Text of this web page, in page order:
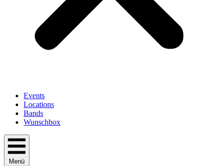
Events
Locations
Bands
Wunschbox
Menü